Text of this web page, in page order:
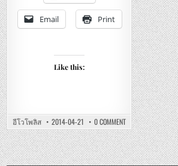
Email Print
Like this:
อีโวโพลิส 2014-04-21 0 COMMENTON
IKEA
GÄSPA
SATIN
PILLOW
CASE
REVIEW